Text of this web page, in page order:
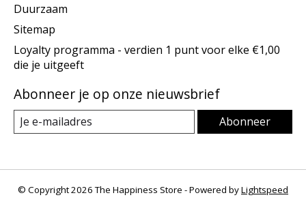
Duurzaam
Sitemap
Loyalty programma - verdien 1 punt voor elke €1,00
die je uitgeeft
Abonneer je op onze nieuwsbrief
Abonneer
© Copyright 2026 The Happiness Store - Powered byLightspeed